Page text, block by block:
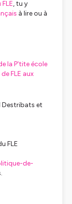
, tu y
à lire ou à
la P'tite école
FLE aux
Destribats et
FLE
de-